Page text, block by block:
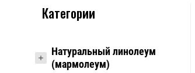
Категории
Натуральный линолеум
(мармолеум)